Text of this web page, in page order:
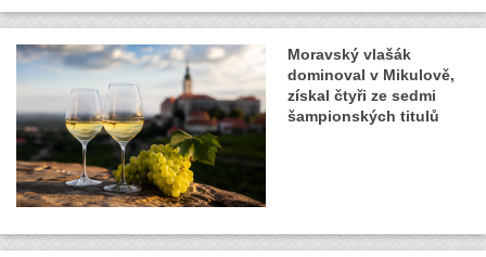
Moravský vlašák
dominoval v Mikulově,
získal čtyři ze sedmi
šampionských titulů